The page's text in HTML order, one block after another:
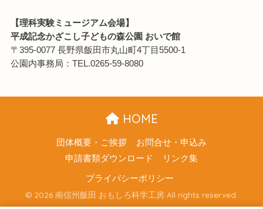
【理科実験ミュージアム会場】
平成記念かざこし子どもの森公園 おいで館
〒395-0077 長野県飯田市丸山町4丁目5500-1
公園内事務局：TEL.0265-59-8080
HOME
団体概要・ご挨拶
お問合せ・申込み
申請書類ダウンロード
リンク集
プライバシーポリシー
© 2026 南信州飯田 おもしろ科学工房 All rights reserved.